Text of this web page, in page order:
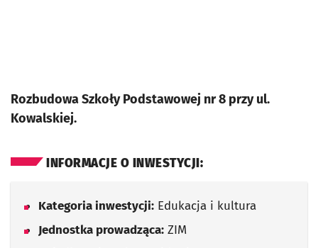
Rozbudowa Szkoły Podstawowej nr 8 przy ul.
Kowalskiej.
INFORMACJE O INWESTYCJI:
Kategoria inwestycji: Edukacja i kultura
Jednostka prowadząca: ZIM